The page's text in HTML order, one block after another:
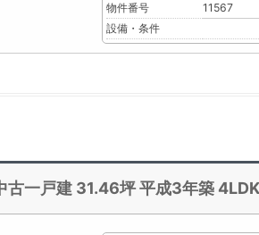
物件番号
11567
設備・条件
古一戸建 31.46坪 平成3年築